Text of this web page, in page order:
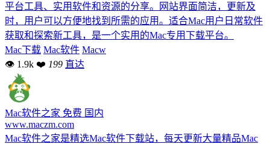
平台工具、实用软件和资源的分享。网站界面简洁，更新及
时，用户可以方便地找到所需的应用。适合Mac用户日常软件
获取和探索新工具，是一个实用的Mac专用下载平台。
Mac下载 Mac软件 Macw
👁 1.9k ❤ 199 直达
Mac软件之家 免费 国内
www.maczm.com
Mac软件之家是精选Mac软件下载站，每天更新大量精品Mac